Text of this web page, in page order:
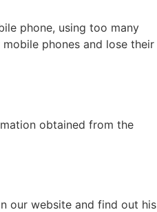
phone, using too many
phones and lose their
obtained from the
our website and find out his